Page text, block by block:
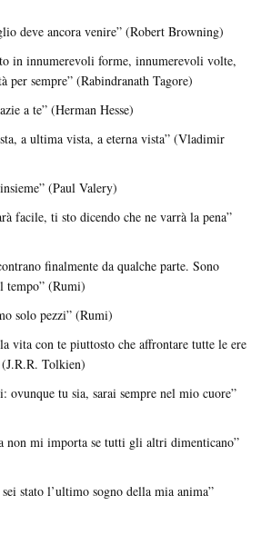
deve ancora venire” (Robert Browning)
in innumerevoli forme, innumerevoli volte,
per sempre” (Rabindranath Tagore)
a te” (Herman Hesse)
a ultima vista, a eterna vista” (Vladimir
(Paul Valery)
facile, ti sto dicendo che ne varrà la pena”
finalmente da qualche parte. Sono
tempo” (Rumi)
solo pezzi” (Rumi)
vita con te piuttosto che affrontare tutte le ere
Tolkien)
ovunque tu sia, sarai sempre nel mio cuore”
non mi importa se tutti gli altri dimenticano”
stato l’ultimo sogno della mia anima”